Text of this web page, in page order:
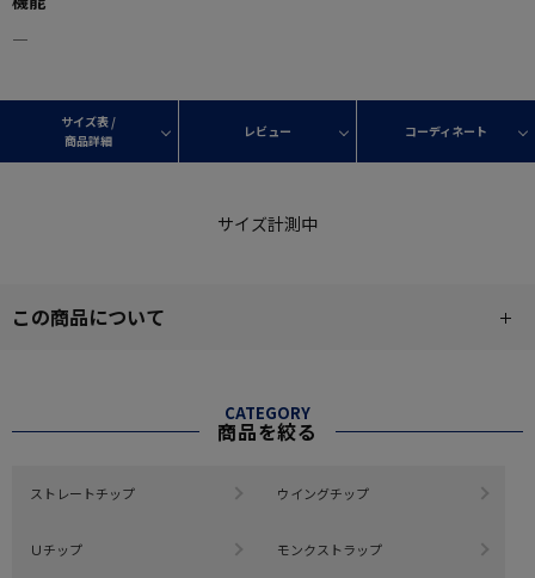
―
サイズ表 /
商品詳細
レビュー コーディネート
サイズ計測中
この商品について
CATEGORY
商品を絞る
ストレートチップ ウイングチップ
Ｕチップ モンクストラップ